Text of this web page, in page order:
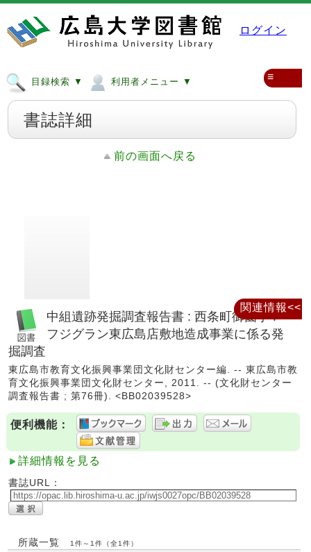
ログイン
目録検索 ▼ 利用者メニュー ▼ ≡
書誌詳細
前の画面へ戻る
中組遺跡発掘調査報告書 : 西条町御薗宇 :
フジグラン東広島店敷地造成事業に係る発
掘調査
東広島市教育文化振興事業団文化財センター編. -- 東広島市教
育文化振興事業団文化財センター, 2011. -- (文化財センター
調査報告書 ; 第76冊). <BB02039528>
便利機能：
詳細情報を見る
書誌URL：
所蔵一覧 1件～1件（全1件）
関連情報<<